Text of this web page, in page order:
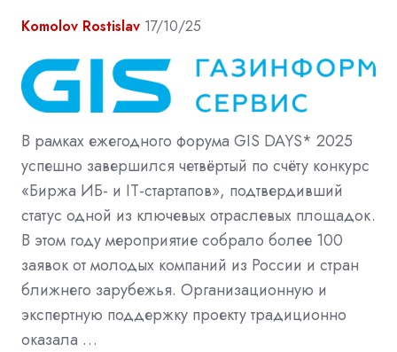
Komolov Rostislav 17/10/25
В рамках ежегодного форума GIS DAYS* 2025
успешно завершился четвёртый по счёту конкурс
«Биржа ИБ- и IT-стартапов», подтвердивший
статус одной из ключевых отраслевых площадок.
В этом году мероприятие собрало более 100
заявок от молодых компаний из России и стран
ближнего зарубежья. Организационную и
экспертную поддержку проекту традиционно
оказала …